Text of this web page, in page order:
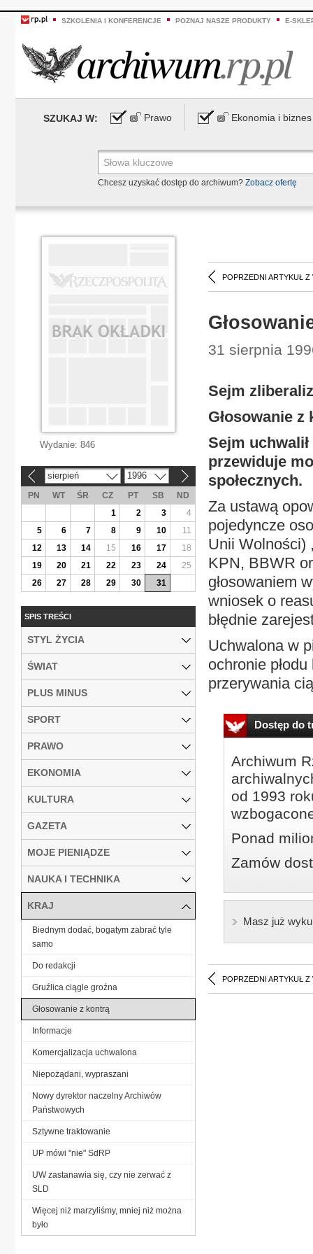
SZKOLENIA I KONFERENCJE POZNAJ NASZE PRODUKTY E-
SZUKAJ W: Prawo Ekonomia i biznes
Chcesz uzyskać dostęp do archiwum? Zobacz ofertę
POPRZEDNI ARTYKUŁ Z
31 sierpnia
Sejm
Głosowanie z
Sejm
przewiduje
społecznych.
Za ustawą
pojedyncze
Unii Wolności)
KPN, BBWR
głosowaniem
wniosek o
błędnie
Uchwalona w
ochronie
przerywania
Dostęp do
Archiwum
od 1993
Ponad
Zamów
Masz już
POPRZEDNI ARTYKUŁ Z
Wydanie: 846
sierpień 1996
PN WT ŚR CZ PT SB
ND
1
2 3
4
5
6 7 8 9 10
11
12
13 14 15 16 17
18
19
20 21 22 23 24
25
26
27 28 29 30 31
SPIS TREŚCI
STYL ŻYCIA
ŚWIAT
PLUS MINUS
SPORT
PRAWO
EKONOMIA
KULTURA
GAZETA
MOJE PIENIĄDZE
NAUKA I TECHNIKA
KRAJ
Biednym dodać, bogatym zabrać tyle
samo
Do redakcji
Gruźlica ciągle groźna
Głosowanie z kontrą
Informacje
Komercjalizacja uchwalona
Niepożądani, wypraszani
Nowy dyrektor naczelny Archiwów
Państwowych
Sztywne traktowanie
UP mówi "nie" SdRP
UW zastanawia się, czy nie zerwać z
SLD
Więcej niż marzyliśmy, mniej niż można
było